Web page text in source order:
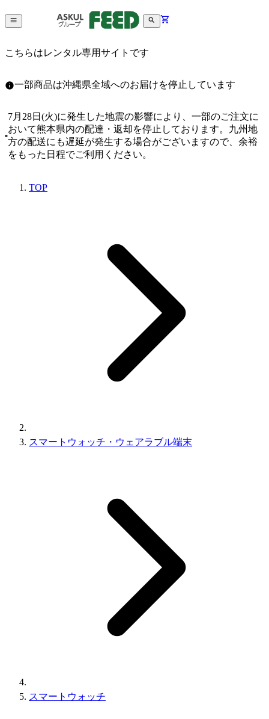
こちらはレンタル専用サイトです
一部商品は沖縄県全域へのお届けを停止しています
7月28日(火)に発生した地震の影響により、一部のご注文に
おいて熊本県内の配達・返却を停止しております。九州地
方の配送にも遅延が発生する場合がございますので、余裕
をもった日程でご利用ください。
TOP
スマートウォッチ・ウェアラブル端末
スマートウォッチ